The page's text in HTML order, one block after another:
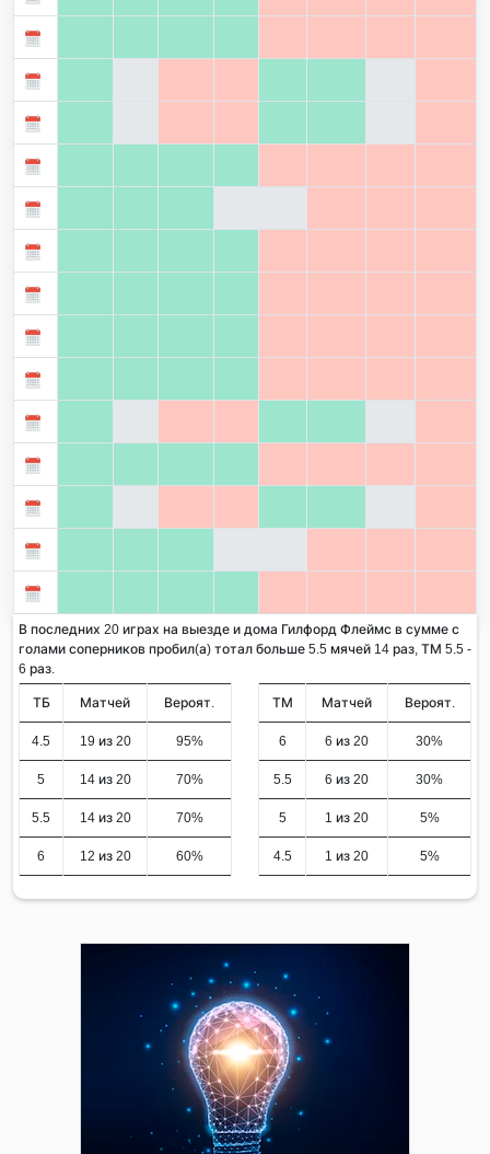
В последних 20 играх на выезде и дома Гилфорд Флеймс в сумме с
голами соперников пробил(а) тотал больше 5.5 мячей 14 раз, ТМ 5.5 -
6 раз.
ТБ Матчей Вероят.
4.5 19 из 20 95%
5 14 из 20 70%
5.5 14 из 20 70%
6 12 из 20 60%
ТМ Матчей Вероят.
6 6 из 20 30%
5.5 6 из 20 30%
5 1 из 20 5%
4.5 1 из 20 5%